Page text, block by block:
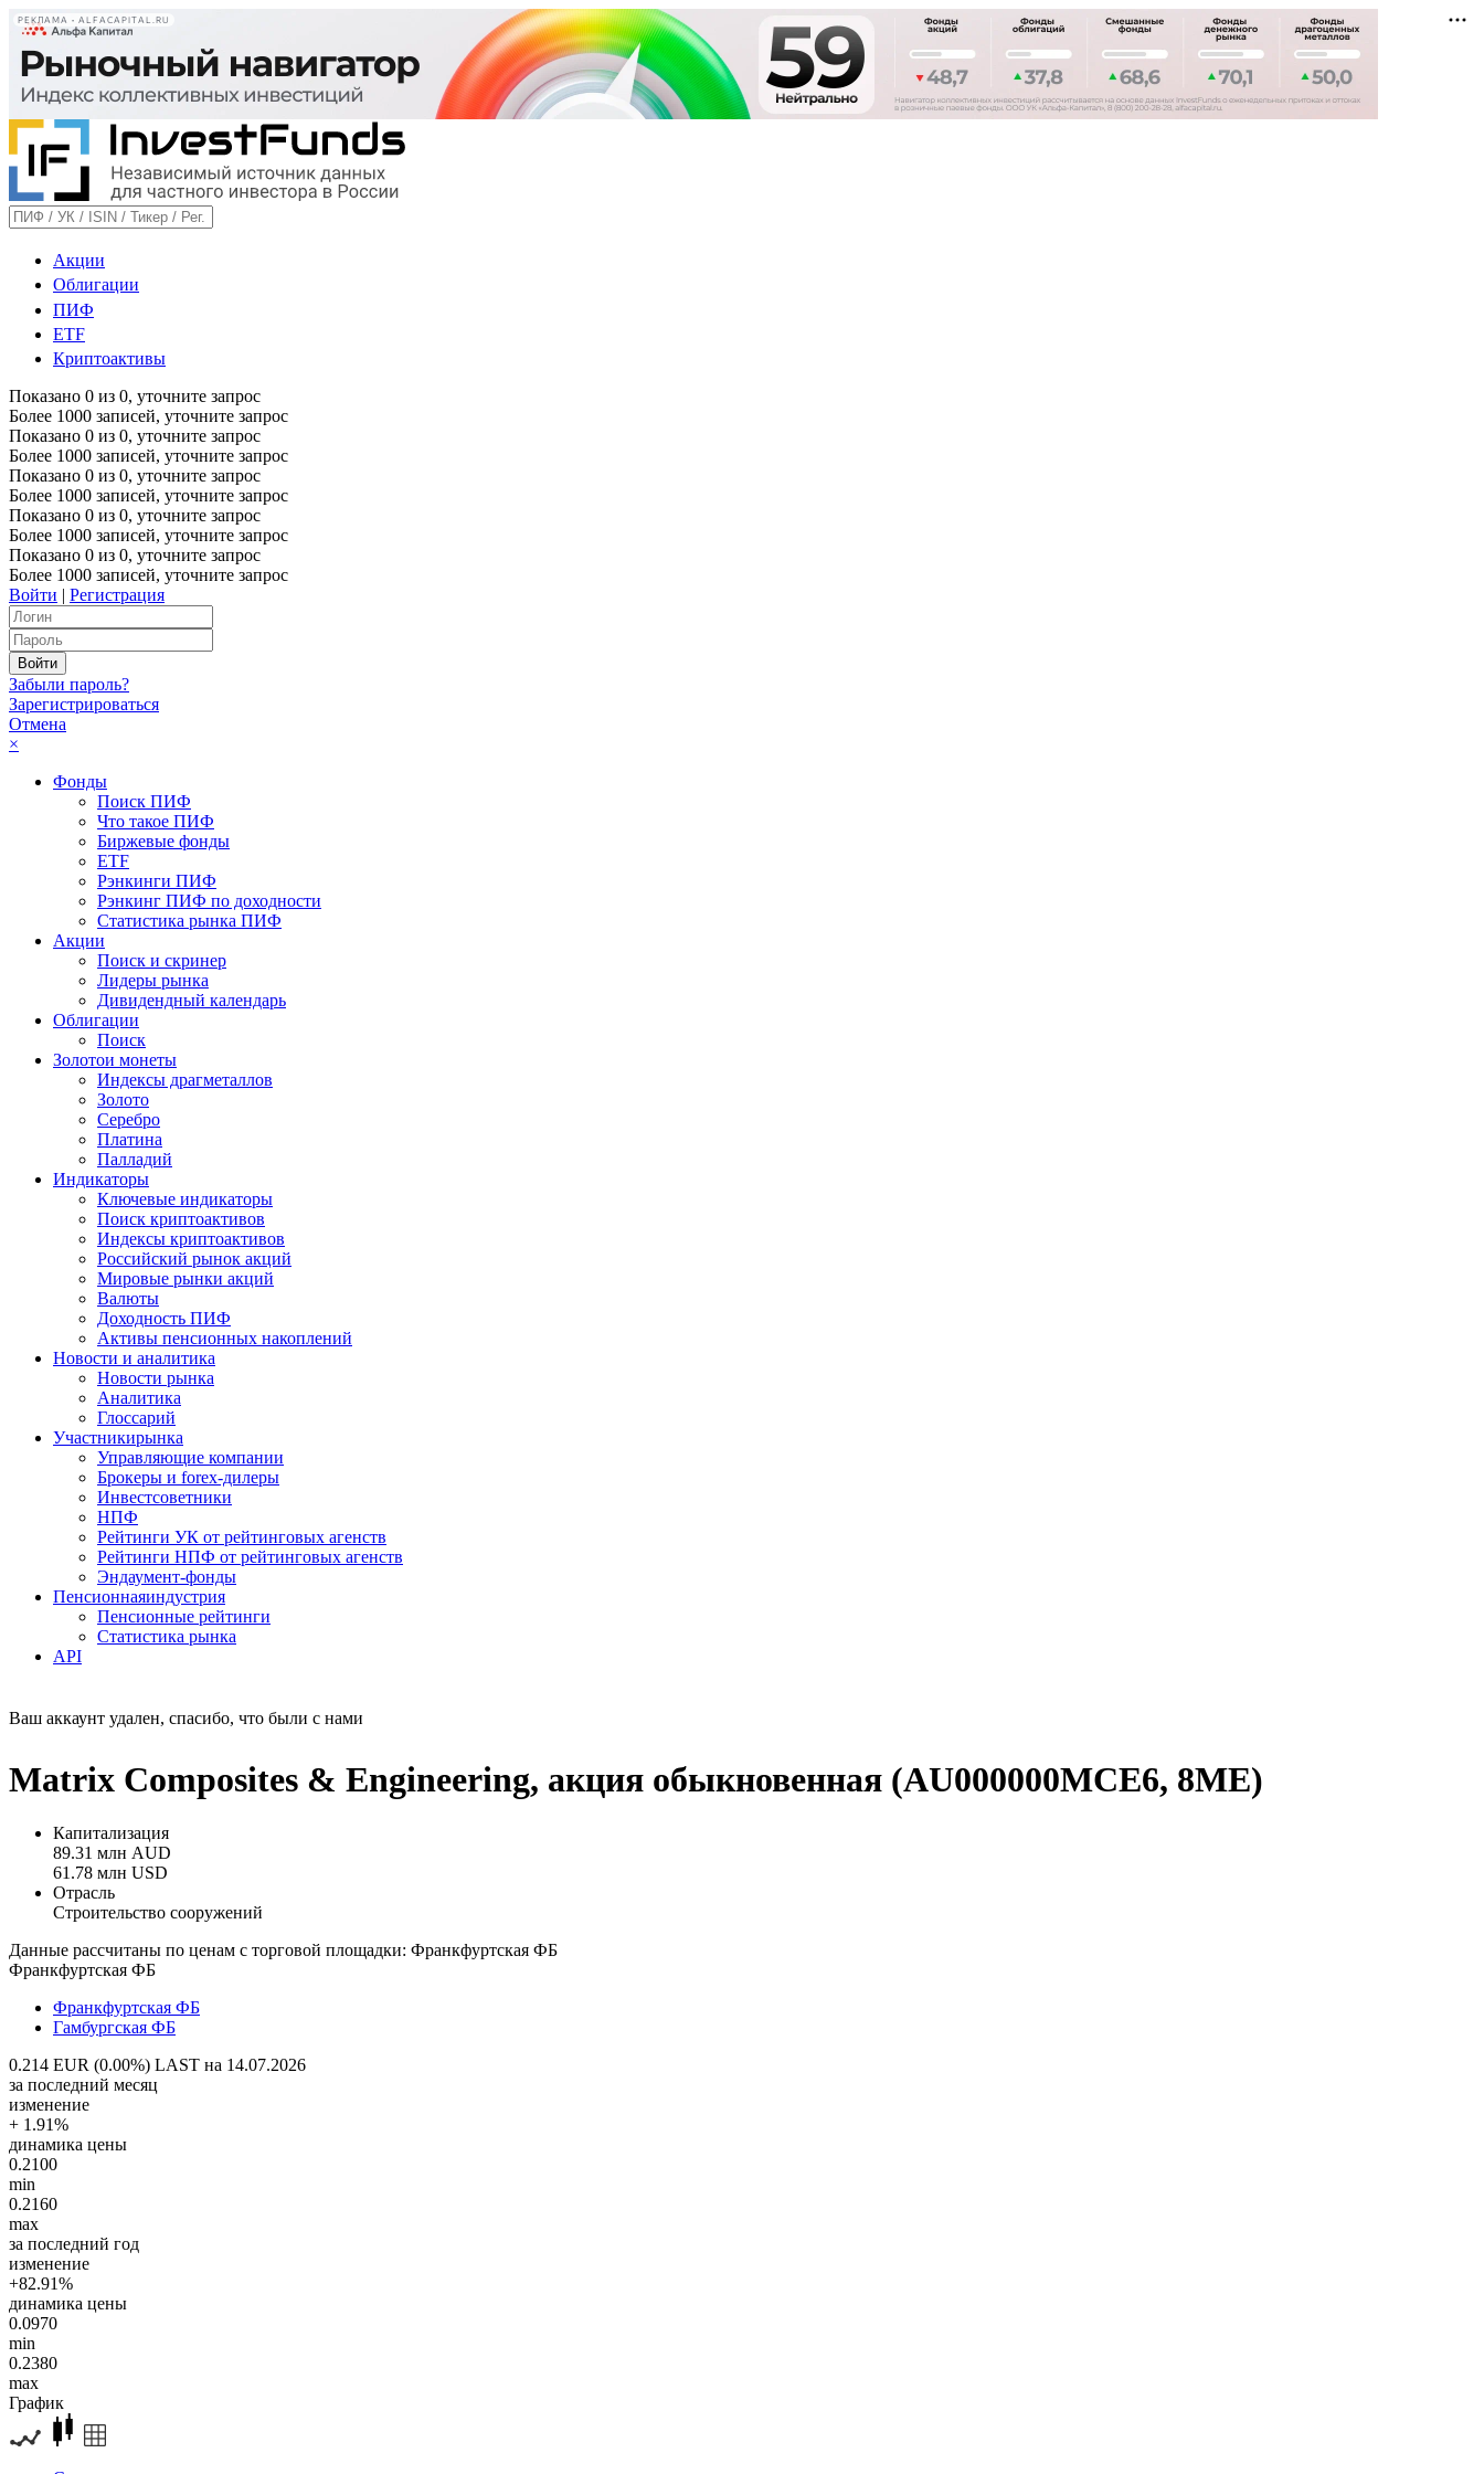
РЕКЛАМА • ALFACAPITAL.RU
Акции
Облигации
ПИФ
ETF
Криптоактивы
Показано 0 из 0, уточните запрос
Более 1000 записей, уточните запрос
Показано 0 из 0, уточните запрос
Более 1000 записей, уточните запрос
Показано 0 из 0, уточните запрос
Более 1000 записей, уточните запрос
Показано 0 из 0, уточните запрос
Более 1000 записей, уточните запрос
Показано 0 из 0, уточните запрос
Более 1000 записей, уточните запрос
Войти | Регистрация
Забыли пароль?
Зарегистрироваться
Отмена
×
Фонды
Поиск ПИФ
Что такое ПИФ
Биржевые фонды
ETF
Рэнкинги ПИФ
Рэнкинг ПИФ по доходности
Статистика рынка ПИФ
Акции
Поиск и скринер
Лидеры рынка
Дивидендный календарь
Облигации
Поиск
Золотои монеты
Индексы драгметаллов
Золото
Серебро
Платина
Палладий
Индикаторы
Ключевые индикаторы
Поиск криптоактивов
Индексы криптоактивов
Российский рынок акций
Мировые рынки акций
Валюты
Доходность ПИФ
Активы пенсионных накоплений
Новости и аналитика
Новости рынка
Аналитика
Глоссарий
Участникирынка
Управляющие компании
Брокеры и forex-дилеры
Инвестсоветники
НПФ
Рейтинги УК от рейтинговых агенств
Рейтинги НПФ от рейтинговых агенств
Эндаумент-фонды
Пенсионнаяиндустрия
Пенсионные рейтинги
Статистика рынка
API
Ваш аккаунт удален, спасибо, что были с нами
Matrix Composites & Engineering, акция обыкновенная (AU000000MCE6, 8ME)
Капитализация
89.31 млн AUD
61.78 млн USD
Отрасль
Строительство сооружений
Данные рассчитаны по ценам с торговой площадки: Франкфуртская ФБ
Франкфуртская ФБ
Франкфуртская ФБ
Гамбургская ФБ
0.214 EUR (0.00%) LAST на 14.07.2026
за последний месяц
изменение
+ 1.91%
динамика цены
0.2100
min
0.2160
max
за последний год
изменение
+82.91%
динамика цены
0.0970
min
0.2380
max
График